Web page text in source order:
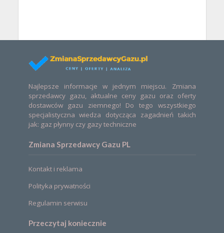
Najlepsze informacje w jednym miejscu. Zmiana
sprzedawcy gazu, aktualne ceny gazu oraz oferty
dostawców gazu ziemnego! Do tego wszystkiego
specjalistyczna wiedza dotycząca zagadnień takich
jak: gaz płynny czy gazy techniczne
Zmiana Sprzedawcy Gazu PL
Kontakt i reklama
Polityka prywatności
Regulamin serwisu
Przeczytaj koniecznie